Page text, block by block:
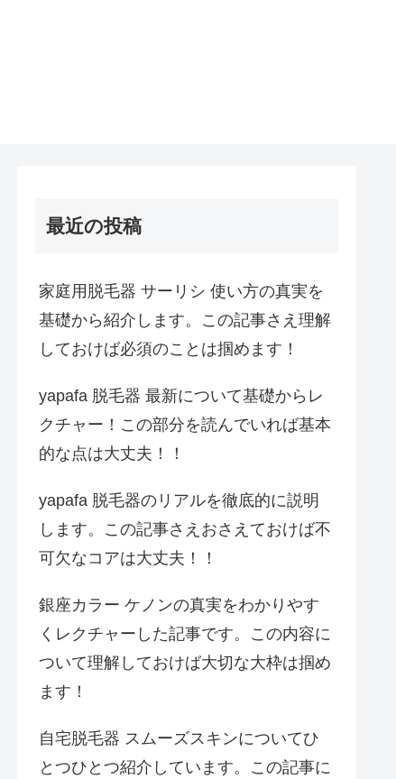
最近の投稿
家庭用脱毛器 サーリシ 使い方の真実を
基礎から紹介します。この記事さえ理解
しておけば必須のことは掴めます！
yapafa 脱毛器 最新について基礎からレ
クチャー！この部分を読んでいれば基本
的な点は大丈夫！！
yapafa 脱毛器のリアルを徹底的に説明
します。この記事さえおさえておけば不
可欠なコアは大丈夫！！
銀座カラー ケノンの真実をわかりやす
くレクチャーした記事です。この内容に
ついて理解しておけば大切な大枠は掴め
ます！
自宅脱毛器 スムーズスキンについてひ
とつひとつ紹介しています。この記事に